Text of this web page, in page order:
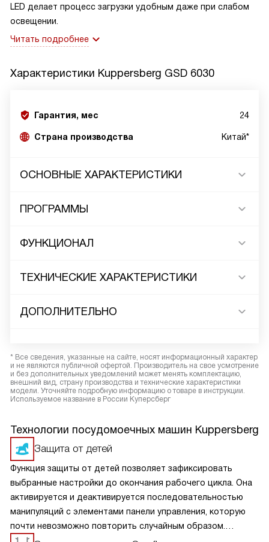
LED делает процесс загрузки удобным даже при слабом
освещении.
Читать подробнее
Характеристики Kuppersberg GSD 6030
Гарантия, мес 24
Страна производства Китай*
ОСНОВНЫЕ ХАРАКТЕРИСТИКИ
ПРОГРАММЫ
ФУНКЦИОНАЛ
ТЕХНИЧЕСКИЕ ХАРАКТЕРИСТИКИ
ДОПОЛНИТЕЛЬНО
* Все сведения, указанные на сайте, носят информационный характер
и не являются публичной офертой. Производитель на свое усмотрение
и без дополнительных уведомлений может менять комплектацию,
внешний вид, страну производства и технические характеристики
модели. Уточняйте подробную информацию о товаре в инструкции.
Используемое название в России Куперсберг
Технологии посудомоечных машин Kuppersberg
Защита от детей
Функция защиты от детей позволяет зафиксировать
выбранные настройки до окончания рабочего цикла. Она
активируется и деактивируется последовательностью
манипуляций с элементами панели управления, которую
почти невозможно повторить случайным образом.